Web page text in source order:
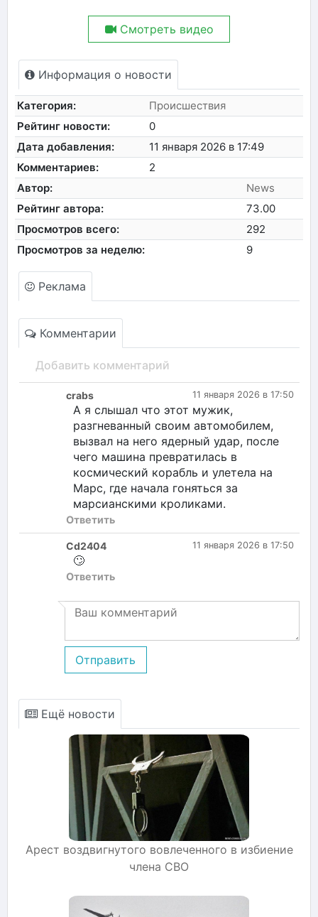
Смотреть видео
Информация о новости
Категория:
Происшествия
Рейтинг новости:
0
Дата добавления:
11 января 2026 в 17:49
Комментариев:
2
Автор:
News
Рейтинг автора:
73.00
Просмотров всего:
292
Просмотров за неделю:
9
Реклама
Комментарии
Добавить комментарий
11 января 2026 в 17:50
crabs
А я слышал что этот мужик,
разгневанный своим автомобилем,
вызвал на него ядерный удар, после
чего машина превратилась в
космический корабль и улетела на
Марс, где начала гоняться за
марсианскими кроликами.
Ответить
11 января 2026 в 17:50
Cd2404
🙄
Ответить
Отправить
Ещё новости
Арест воздвигнутого вовлеченного в избиение
члена СВО